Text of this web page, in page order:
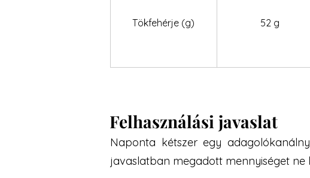
Tökfehérje (g) 52 g
Felhasználási javaslat
Naponta kétszer egy
javaslatban megadott mennyiséget ne